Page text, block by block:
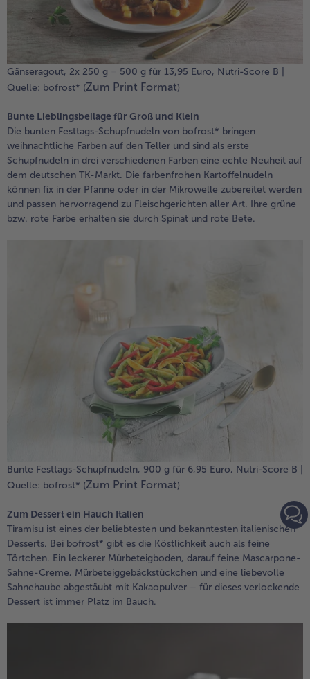
Gänseragout, 2x 250 g = 500 g für 13,95 Euro, Nutri-Score B |
Quelle: bofrost* (Zum Print Format)
Bunte Lieblingsbeilage für Groß und Klein
Die bunten Festtags-Schupfnudeln von bofrost* bringen
weihnachtliche Farben auf den Teller und sind als erste
Schupfnudeln in drei verschiedenen Farben eine echte Neuheit auf
dem deutschen TK-Markt. Die farbenfrohen Kartoffelnudeln
können fix in der Pfanne oder in der Mikrowelle zubereitet werden
und passen hervorragend zu Fleischgerichten aller Art. Ihre grüne
bzw. rote Farbe erhalten sie durch Spinat und rote Bete.
Bunte Festtags-Schupfnudeln, 900 g für 6,95 Euro, Nutri-Score B |
Quelle: bofrost* (Zum Print Format)
Zum Dessert ein Hauch Italien
Tiramisu ist eines der beliebtesten und bekanntesten italienischen
Desserts. Bei bofrost* gibt es die Köstlichkeit auch als feine
Törtchen. Ein leckerer Mürbeteigboden, darauf feine Mascarpone-
Sahne-Creme, Mürbeteiggebäckstückchen und eine liebevolle
Sahnehaube abgestäubt mit Kakaopulver – für dieses verlockende
Dessert ist immer Platz im Bauch.